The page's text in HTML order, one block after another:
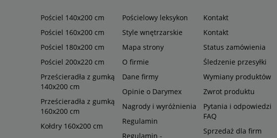
Pościel 140x200 cm
Pościel 160x200 cm
Pościel 180x200 cm
Pościel 200x220 cm
Prześcieradła z gumką
140x200 cm
Prześcieradła z gumką
160x200 cm
Kołdry 160x200 cm
Pościelowy leksykon
Style wnętrzarskie
Mapa strony
O firmie
Dane firmy
Opinie o Darymex
Nagrody i wyróżnienia
Regulamin
Regulamin -
Kontakt
Kontakt
Status zamówienia
Śledzenie przesyłki
Wymiany produktów
Zwrot produktu
Pytania i odpowiedzi
FAQ
Sprzedaż dla firm